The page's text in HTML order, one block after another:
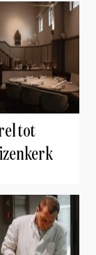
tot